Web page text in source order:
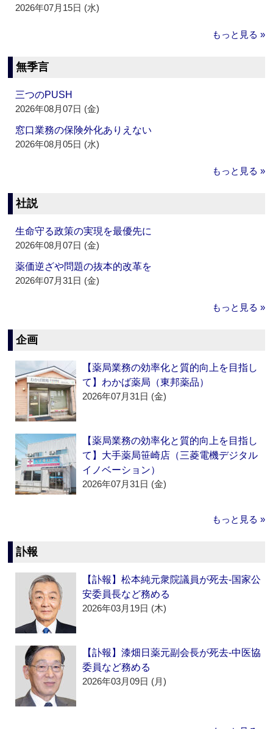
2026年07月15日 (水)
もっと見る »
無季言
三つのPUSH
2026年08月07日 (金)
窓口業務の保険外化ありえない
2026年08月05日 (水)
もっと見る »
社説
生命守る政策の実現を最優先に
2026年08月07日 (金)
薬価逆ざや問題の抜本的改革を
2026年07月31日 (金)
もっと見る »
企画
【薬局業務の効率化と質的向上を目指し
て】わかば薬局（東邦薬品）
2026年07月31日 (金)
【薬局業務の効率化と質的向上を目指し
て】大手薬局笹崎店（三菱電機デジタル
イノベーション）
2026年07月31日 (金)
もっと見る »
訃報
【訃報】松本純元衆院議員が死去‐国家公
安委員長など務める
2026年03月19日 (木)
【訃報】漆畑日薬元副会長が死去‐中医協
委員など務める
2026年03月09日 (月)